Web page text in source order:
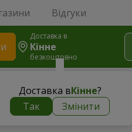
Відгуки
Доставка в
Кінне
безкоштовно
Доставка вКінне?
Так
Змінити